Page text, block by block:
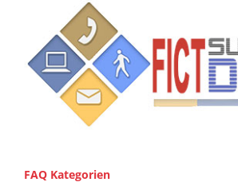
FAQ Kategorien